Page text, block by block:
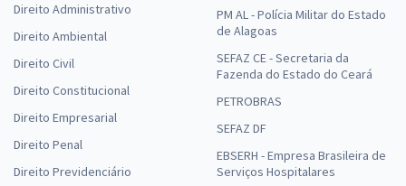
Direito Administrativo
Direito Ambiental
Direito Civil
Direito Constitucional
Direito Empresarial
Direito Penal
Direito Previdenciário
PM AL - Polícia Militar do Estado
de Alagoas
SEFAZ CE - Secretaria da
Fazenda do Estado do Ceará
PETROBRAS
SEFAZ DF
EBSERH - Empresa Brasileira de
Serviços Hospitalares